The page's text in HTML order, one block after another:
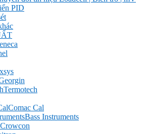
PID
Termotech
Comac Cal
Bass Instruments
Crowcon